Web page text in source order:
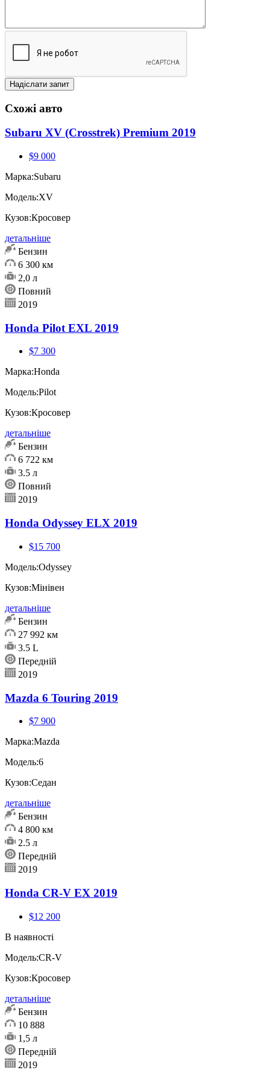
Схожі авто
Subaru XV (Crosstrek) Premium 2019
$9 000
Марка:Subaru
Модель:XV
Кузов:Кросовер
детальніше
Бензин
6 300 км
2,0 л
Повний
2019
Honda Pilot EXL 2019
$7 300
Марка:Honda
Модель:Pilot
Кузов:Кросовер
детальніше
Бензин
6 722 км
3.5 л
Повний
2019
Honda Odyssey ELX 2019
$15 700
Модель:Odyssey
Кузов:Мінівен
детальніше
Бензин
27 992 км
3.5 L
Передній
2019
Mazda 6 Touring 2019
$7 900
Марка:Mazda
Модель:6
Кузов:Седан
детальніше
Бензин
4 800 км
2.5 л
Передній
2019
Honda CR-V EX 2019
$12 200
В наявності
Модель:CR-V
Кузов:Кросовер
детальніше
Бензин
10 888
1,5 л
Передній
2019